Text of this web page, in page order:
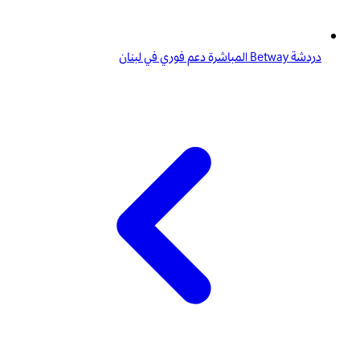
دردشة Betway المباشرة دعم فوري في لبنان